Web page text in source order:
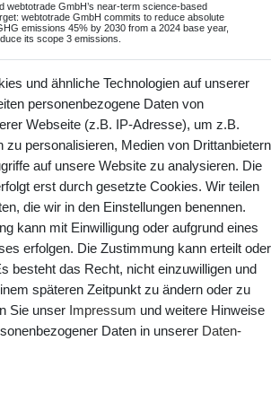
webtotrade GmbH’s near-term science-based
webtotrade GmbH commits to reduce absolute
emissions 45% by 2030 from a 2024 base year,
its scope 3 emissions.
widerrufen Kontakt
Facebook Instagram
GmbH. Alle Rechte vorbehalten.
und ähnliche Technologien auf unserer
personenbezogene Daten von
Webseite (z.B. IP-Adresse), um z.B.
zu personalisieren, Medien von Drittanbietern
auf unsere Website zu analysieren. Die
erst durch gesetzte Cookies. Wir teilen
die wir in den Einstellungen benennen.
kann mit Einwilligung oder aufgrund eines
erfolgen. Die Zustimmung kann erteilt oder
besteht das Recht, nicht einzuwilligen und
späteren Zeitpunkt zu ändern oder zu
Sie unser Impressum und weitere Hinweise
Daten in unserer Daten­